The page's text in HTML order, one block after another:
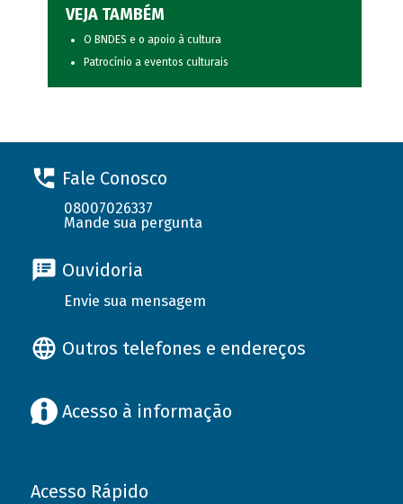
VEJA TAMBÉM
O BNDES e o apoio à cultura
Patrocínio a eventos culturais
Fale Conosco
08007026337
Mande sua pergunta
Ouvidoria
Envie sua mensagem
Outros telefones e endereços
Acesso à informação
Acesso Rápido